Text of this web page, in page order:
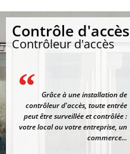
Contrôle d'accès
Contrôleur d'accès
Grâce à une installation de
contrôleur d'accès, toute entrée
peut être surveillée et contrôlée :
votre local ou votre entreprise, un
commerce...